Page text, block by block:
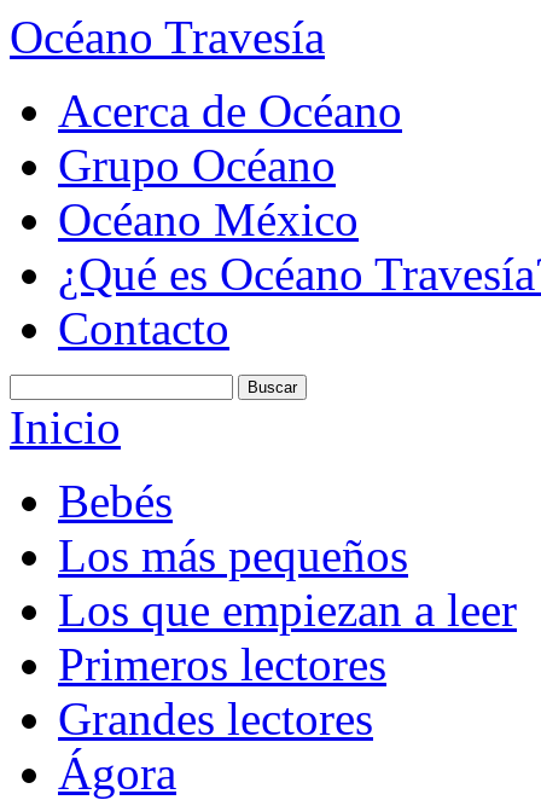
Océano Travesía
Acerca de Océano
Grupo Océano
Océano México
¿Qué es Océano
Contacto
Inicio
Bebés
Los más pequeños
Los que empiezan a leer
Primeros lectores
Grandes lectores
Ágora